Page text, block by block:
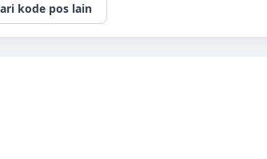
kode pos lain